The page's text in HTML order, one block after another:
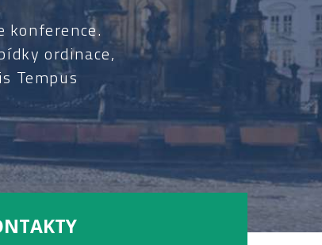
konference.
ordinace,
Tempus